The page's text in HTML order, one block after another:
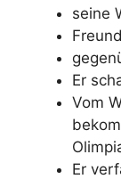
seine
Er
Vom
Er